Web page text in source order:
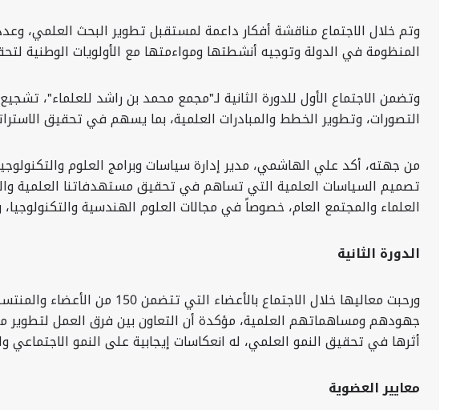
وتم خلال الاجتماع مناقشة أفكار داعمة لمستقبل تطوير البحث العلمي،
المنظومة في الدولة وتوجيه أنشطتها ومواءمتها مع الأولويات الوطنية
وتضمن الاجتماع الأول للدورة الثانية لـ"مجمع محمد بن راشد للعلماء"،
التصورات، وتطوير الخطط والمبادرات العلمية، بما يسهم في تحقيق
من جهته، أكد علي الهاشمي، مدير إدارة سياسات وبرامج العلوم
تصميم السياسات العلمية التي تساهم في تحقيق مستهدفاتنا العلمية
العلماء والمجتمع العام، خصوصاً في مجالات العلوم الهندسية
الدورة الثانية
ورحبت معاليها خلال
جهودهم ومساهماتهم العلمية، مؤكدة أن التعاون بين فرق العمل لتطوير
أثرها في تحقيق النمو العلمي، له انعكاسات إيجابية على النمو الاجتماعي
معايير العضوية